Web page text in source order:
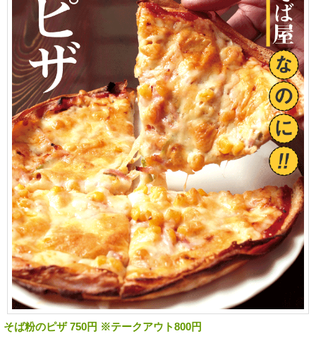
そば粉のピザ 750円 ※テークアウト800円